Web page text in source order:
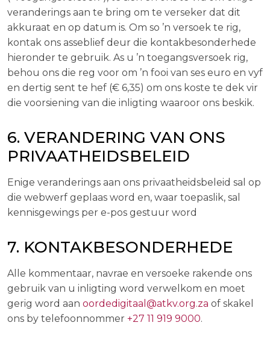
veranderings aan te bring om te verseker dat dit
akkuraat en op datum is. Om so ’n versoek te rig,
kontak ons ​​asseblief deur die kontakbesonderhede
hieronder te gebruik. As u ’n toegangsversoek rig,
behou ons die reg voor om ’n fooi van ses euro en vyf
en dertig sent te hef (€ 6,35) om ons koste te dek vir
die voorsiening van die inligting waaroor ons beskik.
6. VERANDERING VAN ONS
PRIVAATHEIDSBELEID
Enige veranderings aan ons privaatheidsbeleid sal op
die webwerf geplaas word en, waar toepaslik, sal
kennisgewings per e-pos gestuur word
7. KONTAKBESONDERHEDE
Alle kommentaar, navrae en versoeke rakende ons
gebruik van u inligting word verwelkom en moet
gerig word aan oordedigitaal@atkv.org.za of skakel
ons by telefoonnommer +27 11 919 9000.